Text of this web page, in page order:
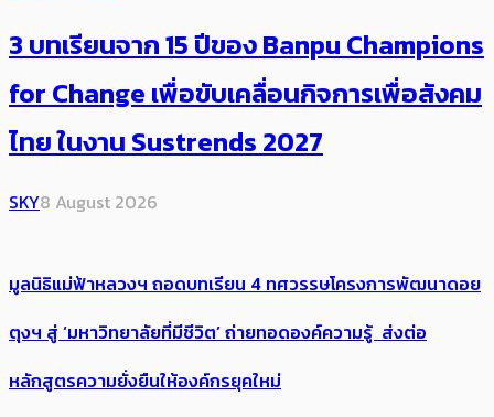
3 บทเรียนจาก 15 ปีของ Banpu Champions
for Change เพื่อขับเคลื่อนกิจการเพื่อสังคม
ไทย ในงาน Sustrends 2027
SKY8 August 2026
มูลนิธิแม่ฟ้าหลวงฯ ถอดบทเรียน 4 ทศวรรษโครงการพัฒนาดอย
ตุงฯ สู่ ‘มหาวิทยาลัยที่มีชีวิต’ ถ่ายทอดองค์ความรู้ ส่งต่อ
หลักสูตรความยั่งยืนให้องค์กรยุคใหม่